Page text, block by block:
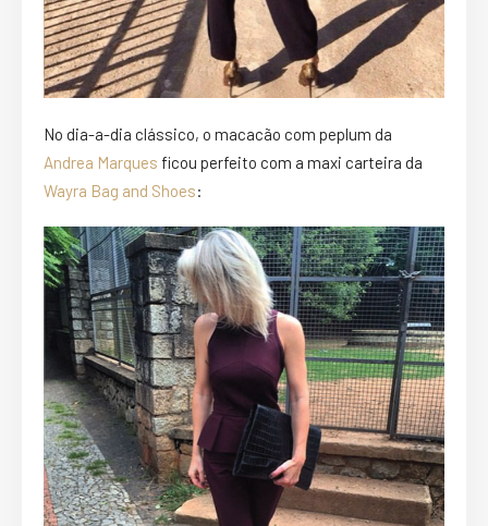
No dia-a-dia clássico, o macacão com peplum da
Andrea Marques ficou perfeito com a maxi carteira da
Wayra Bag and Shoes: